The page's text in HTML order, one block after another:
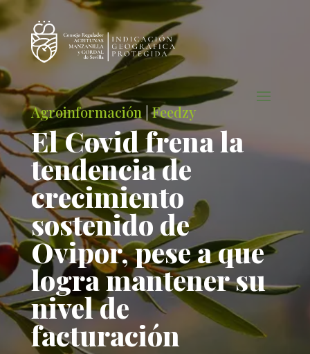
Agroinformación |Feedzy
El Covid frena la
tendencia de
crecimiento
sostenido de
Ovipor, pese a que
logra mantener su
nivel de
facturación